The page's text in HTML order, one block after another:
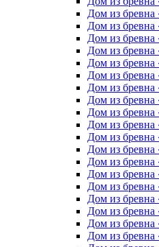
Дом из бревна
Дом из бревна
Дом из бревна
Дом из
Дом из
Дом из бревна
Дом из бревна
Дом из бревна
Дом из
Дом из бревна
Дом из бревна
Дом из бревна
Дом из бревна
Дом из бревна
Дом из бревна
Дом из бревна
Дом из бревна
Дом из бревна
Дом из бревна